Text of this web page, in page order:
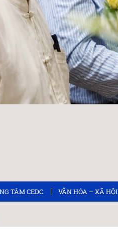
TÂM CEDC VĂN HÓA – XÃ HỘI